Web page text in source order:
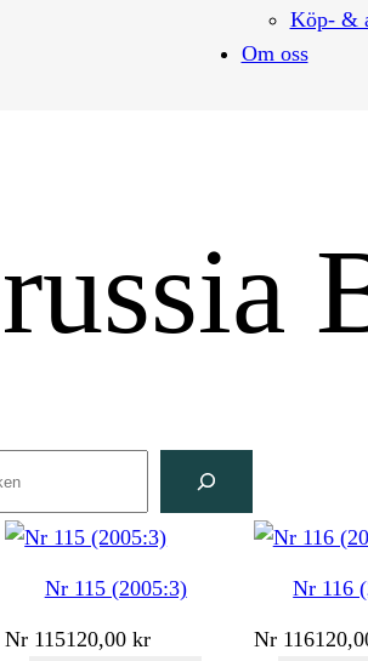
Köp- &
Om oss
Nr 115 (2005:3)
Nr 115120,00kr
Nr 116
Nr 116